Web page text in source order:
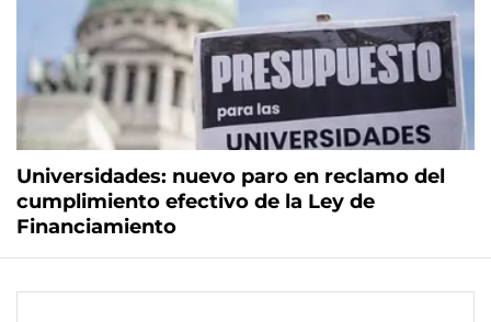
Universidades: nuevo paro en reclamo del
cumplimiento efectivo de la Ley de
Financiamiento